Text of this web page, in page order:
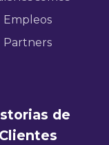
Empleos
Partners
de
Clientes